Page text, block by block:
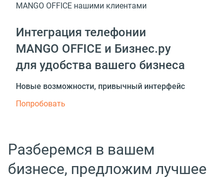
MANGO OFFICE нашими клиентами
Интеграция телефонии
MANGO OFFICE и Бизнес.ру
для удобства вашего бизнеса
Новые возможности, привычный интерфейс
Попробовать
Разберемся в вашем
бизнесе, предложим лучшее